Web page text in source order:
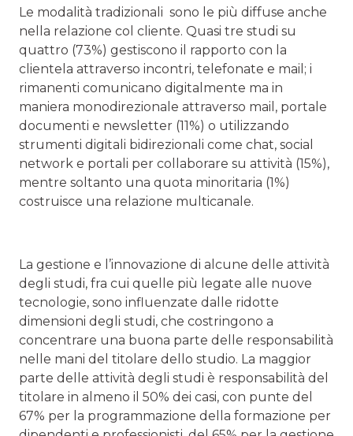
Le modalità tradizionali sono le più diffuse anche
nella relazione col cliente. Quasi tre studi su
quattro (73%) gestiscono il rapporto con la
clientela attraverso incontri, telefonate e mail; i
rimanenti comunicano digitalmente ma in
maniera monodirezionale attraverso mail, portale
documenti e newsletter (11%) o utilizzando
strumenti digitali bidirezionali come chat, social
network e portali per collaborare su attività (15%),
mentre soltanto una quota minoritaria (1%)
costruisce una relazione multicanale.
La gestione e l’innovazione di alcune delle attività
degli studi, fra cui quelle più legate alle nuove
tecnologie, sono influenzate dalle ridotte
dimensioni degli studi, che costringono a
concentrare una buona parte delle responsabilità
nelle mani del titolare dello studio. La maggior
parte delle attività degli studi è responsabilità del
titolare in almeno il 50% dei casi, con punte del
67% per la programmazione della formazione per